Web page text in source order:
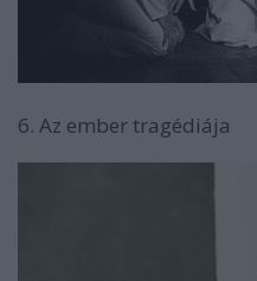
6. Az ember tragédiája